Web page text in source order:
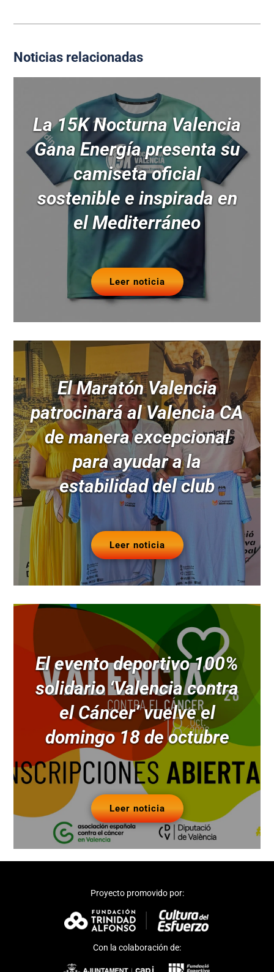
Noticias relacionadas
La 15K Nocturna Valencia
Gana Energía presenta su
camiseta oficial
sostenible e inspirada en
el Mediterráneo
Leer noticia
El Maratón Valencia
patrocinará al Valencia CA
de manera excepcional
para ayudar a la
estabilidad del club
Leer noticia
El evento deportivo 100%
solidario ‘Valencia contra
el Cáncer’ vuelve el
domingo 18 de octubre
Leer noticia
Proyecto promovido por:
Con la colaboración de: